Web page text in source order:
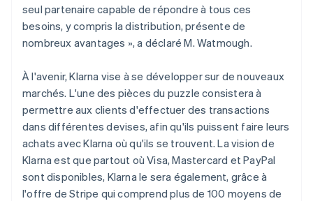
seul partenaire capable de répondre à tous ces
besoins, y compris la distribution, présente de
nombreux avantages », a déclaré M. Watmough.
À l'avenir, Klarna vise à se développer sur de nouveaux
marchés. L'une des pièces du puzzle consistera à
permettre aux clients d'effectuer des transactions
dans différentes devises, afin qu'ils puissent faire leurs
achats avec Klarna où qu'ils se trouvent. La vision de
Klarna est que partout où Visa, Mastercard et PayPal
sont disponibles, Klarna le sera également, grâce à
l'offre de Stripe qui comprend plus de 100 moyens de